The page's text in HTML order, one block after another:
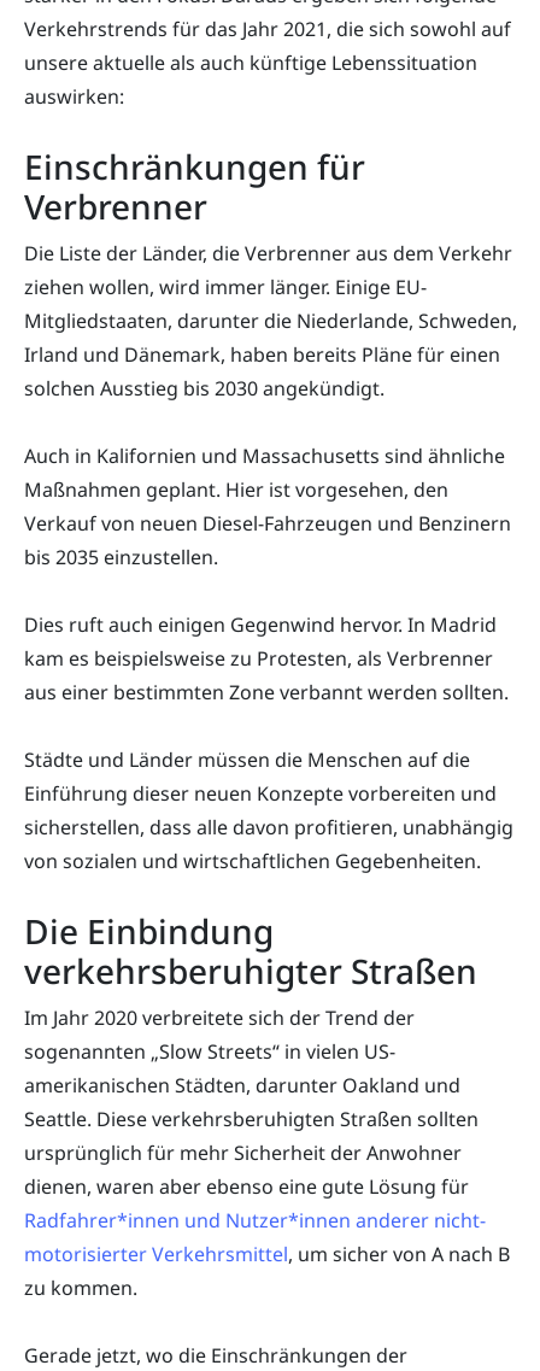
Verkehrstrends für das Jahr 2021, die sich sowohl auf
unsere aktuelle als auch künftige Lebenssituation
auswirken:
Einschränkungen für
Verbrenner
Die Liste der Länder, die Verbrenner aus dem Verkehr
ziehen wollen, wird immer länger. Einige EU-
Mitgliedstaaten, darunter die Niederlande, Schweden,
Irland und Dänemark, haben bereits Pläne für einen
solchen Ausstieg bis 2030 angekündigt.
Auch in Kalifornien und Massachusetts sind ähnliche
Maßnahmen geplant. Hier ist vorgesehen, den
Verkauf von neuen Diesel-Fahrzeugen und Benzinern
bis 2035 einzustellen.
Dies ruft auch einigen Gegenwind hervor. In Madrid
kam es beispielsweise zu Protesten, als Verbrenner
aus einer bestimmten Zone verbannt werden sollten.
Städte und Länder müssen die Menschen auf die
Einführung dieser neuen Konzepte vorbereiten und
sicherstellen, dass alle davon profitieren, unabhängig
von sozialen und wirtschaftlichen Gegebenheiten.
Die Einbindung
verkehrsberuhigter Straßen
Im Jahr 2020 verbreitete sich der Trend der
sogenannten „Slow Streets“ in vielen US-
amerikanischen Städten, darunter Oakland und
Seattle. Diese verkehrsberuhigten Straßen sollten
ursprünglich für mehr Sicherheit der Anwohner
dienen, waren aber ebenso eine gute Lösung für
Radfahrer*innen und Nutzer*innen anderer nicht-
motorisierter Verkehrsmittel, um sicher von A nach B
zu kommen.
Gerade jetzt, wo die Einschränkungen der